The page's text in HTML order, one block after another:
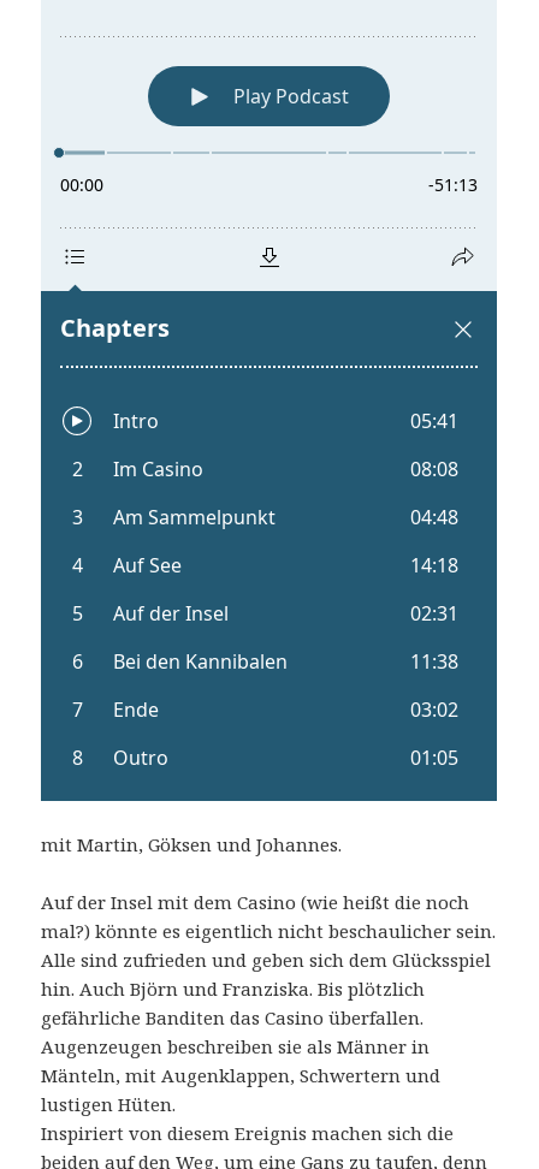
mit Martin, Göksen und Johannes.
Auf der Insel mit dem Casino (wie heißt die noch
mal?) könnte es eigentlich nicht beschaulicher sein.
Alle sind zufrieden und geben sich dem Glücksspiel
hin. Auch Björn und Franziska. Bis plötzlich
gefährliche Banditen das Casino überfallen.
Augenzeugen beschreiben sie als Männer in
Mänteln, mit Augenklappen, Schwertern und
lustigen Hüten.
Inspiriert von diesem Ereignis machen sich die
beiden auf den Weg, um eine Gans zu taufen, denn